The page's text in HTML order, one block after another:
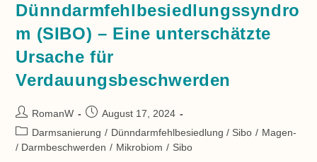
Dünndarmfehlbesiedlungssyndro
m (SIBO) – Eine unterschätzte
Ursache für
Verdauungsbeschwerden
Beitrags-
Autor:
RomanW
Beitrag
veröffentlicht:
August 17, 2024
Beitrags-
Kategorie:
Darmsanierung / Dünndarmfehlbesiedlung / Sibo / Magen-
/ Darmbeschwerden / Mikrobiom / Sibo